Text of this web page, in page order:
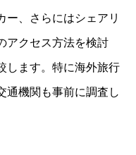
ー、さらにはシェアリ
アクセス方法を検討
します。特に海外旅行
通機関も事前に調査し